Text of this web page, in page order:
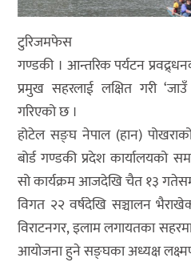
टुरिजमफेस
गण्डकी । आन्तरिक पर्यटन
प्रमुख सहरलाई लक्षित गरी
गरिएको छ ।
होटेल सङ्घ नेपाल (हान)
बोर्ड गण्डकी प्रदेश कार्यालयको
सो कार्यक्रम आजदेखि चैत १३
विगत २२ वर्षदेखि सञ्चालन
विराटनगर, इलाम लगायतका
आयोजना हुने सङ्घका अध्यक्ष